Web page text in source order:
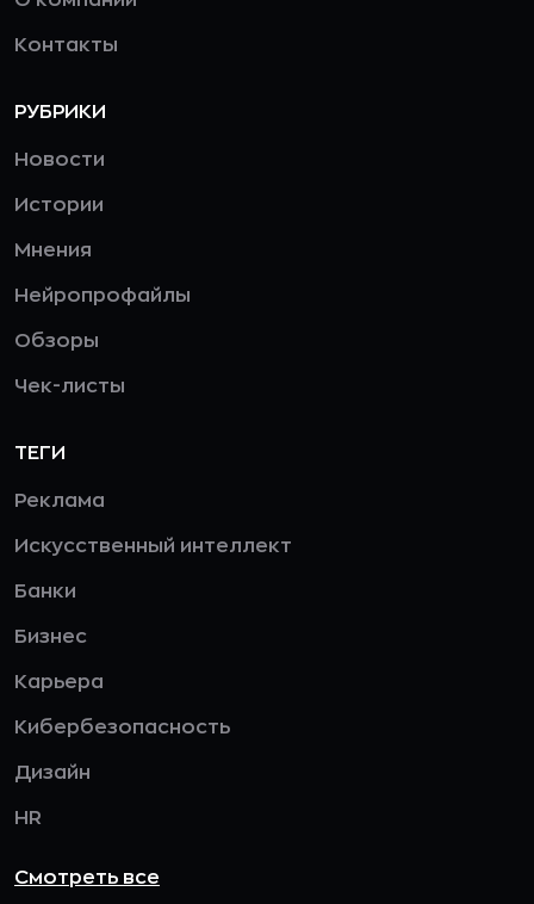
Контакты
РУБРИКИ
Новости
Истории
Мнения
Нейропрофайлы
Обзоры
Чек-листы
ТЕГИ
Реклама
Искусственный интеллект
Банки
Бизнес
Карьера
Кибербезопасность
Дизайн
HR
Смотреть все